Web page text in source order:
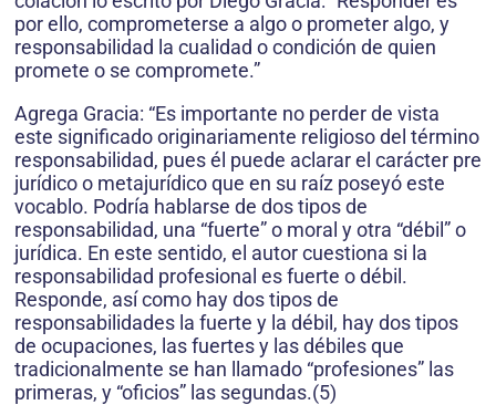
por ello, comprometerse a algo o prometer algo, y
responsabilidad la cualidad o condición de quien
promete o se compromete.”
Agrega Gracia: “Es importante no perder de vista
este significado originariamente religioso del término
responsabilidad, pues él puede aclarar el carácter pre
jurídico o metajurídico que en su raíz poseyó este
vocablo. Podría hablarse de dos tipos de
responsabilidad, una “fuerte” o moral y otra “débil” o
jurídica. En este sentido, el autor cuestiona si la
responsabilidad profesional es fuerte o débil.
Responde, así como hay dos tipos de
responsabilidades la fuerte y la débil, hay dos tipos
de ocupaciones, las fuertes y las débiles que
tradicionalmente se han llamado “profesiones” las
primeras, y “oficios” las segundas.(5)